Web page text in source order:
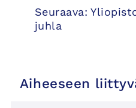
Seuraava:
juhla
Aiheeseen